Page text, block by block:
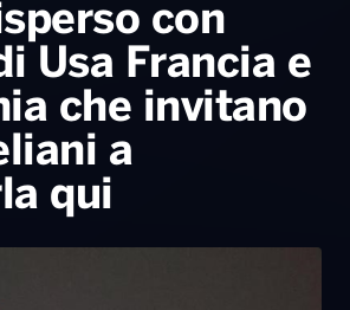
Astrabilia 2026
con
Usa Francia e
che invitano
a
qui